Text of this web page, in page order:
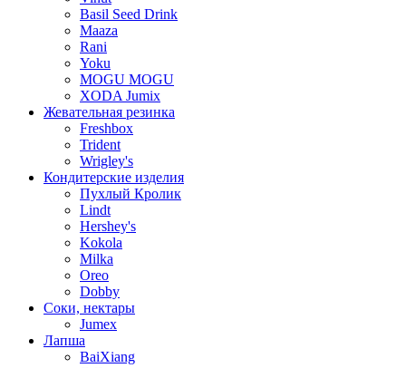
Basil Seed Drink
Maaza
Rani
Yoku
MOGU MOGU
XODA Jumix
Жевательная резинка
Freshbox
Trident
Wrigley's
Кондитерские изделия
Пухлый Кролик
Lindt
Hershey's
Kokola
Milka
Oreo
Dobby
Соки, нектары
Jumex
Лапша
BaiXiang